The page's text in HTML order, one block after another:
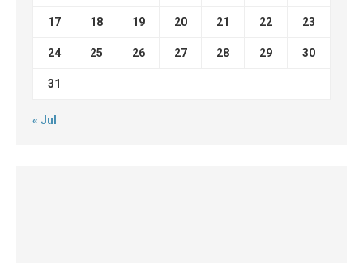
17 18 19 20 21 22 23
24 25 26 27 28 29 30
31
« Jul